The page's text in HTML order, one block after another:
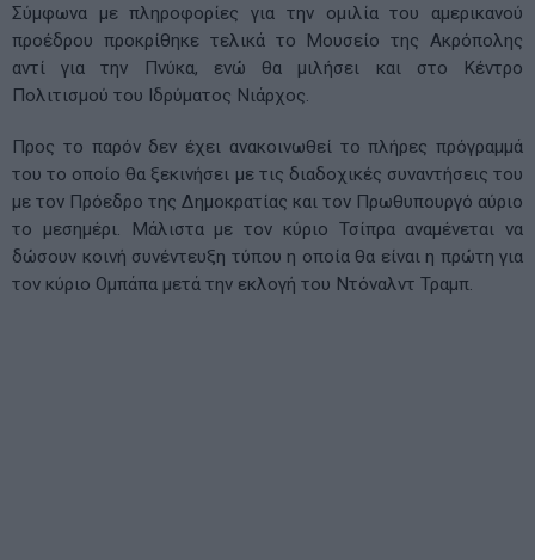
Σύμφωνα με πληροφορίες για την ομιλία του αμερικανού
προέδρου προκρίθηκε τελικά το Μουσείο της Ακρόπολης
αντί για την Πνύκα, ενώ θα μιλήσει και στο Κέντρο
Πολιτισμού του Ιδρύματος Νιάρχος.
Προς το παρόν δεν έχει ανακοινωθεί το πλήρες πρόγραμμά
του το οποίο θα ξεκινήσει με τις διαδοχικές συναντήσεις του
με τον Πρόεδρο της Δημοκρατίας και τον Πρωθυπουργό αύριο
το μεσημέρι. Μάλιστα με τον κύριο Τσίπρα αναμένεται να
δώσουν κοινή συνέντευξη τύπου η οποία θα είναι η πρώτη για
τον κύριο Ομπάπα μετά την εκλογή του Ντόναλντ Τραμπ.